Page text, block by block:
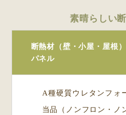
素晴らしい
断熱材（壁・小屋・屋根
パネル
A種硬質ウレタンフォ
当品（ノンフロン・ノ